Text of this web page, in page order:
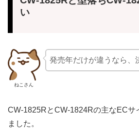
い
ねこさん
発売年だけが違うなら、
CW-1825RとCW-1824Rの主なECサ
ました。